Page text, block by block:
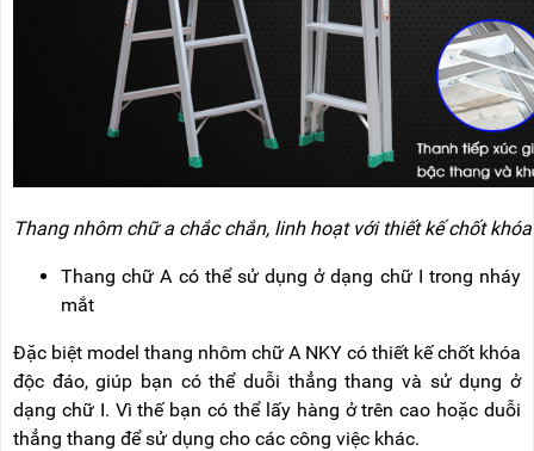
Thang nhôm chữ a chắc chắn, linh hoạt với thiết kế chốt khóa
Thang chữ A có thể sử dụng ở dạng chữ I trong nháy
mắt
Đặc biệt model thang nhôm chữ A NKY có thiết kế chốt khóa
độc đáo, giúp bạn có thể duỗi thẳng thang và sử dụng ở
dạng chữ I. Vì thế bạn có thể lấy hàng ở trên cao hoặc duỗi
thẳng thang để sử dụng cho các công việc khác.